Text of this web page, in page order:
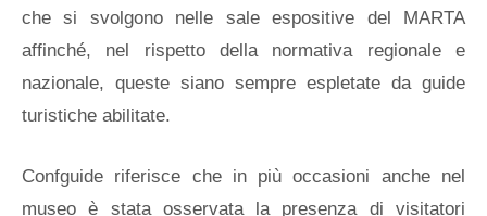
che si svolgono nelle sale espositive del MARTA
affinché, nel rispetto della normativa regionale e
nazionale, queste siano sempre espletate da guide
turistiche abilitate.
Confguide riferisce che in più occasioni anche nel
museo è stata osservata la presenza di visitatori